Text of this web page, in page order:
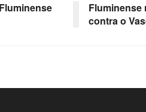
Fluminense
contra o